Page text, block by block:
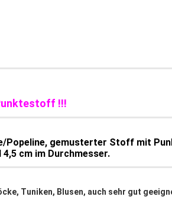
!!!
Popeline, gemusterter Stoff mit
4,5 cm im Durchmesser.
Tuniken, Blusen, auch sehr gut